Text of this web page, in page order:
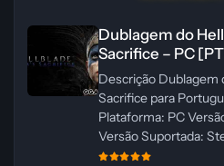
Dublagem do
Sacrifice – PC
Descrição Dublagem
Sacrifice para
Plataforma: PC
Versão Suportada:
Inglês Lançamento: